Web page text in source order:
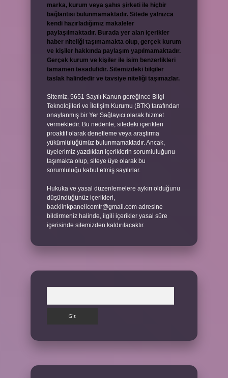
marka, kurum veya şahıs şirketi ile hiçbir
bağlantısı bulunmamaktadır. Sitede yalnızca
kendi hazırladığımız makaleler
paylaşılmaktadır. Burada yer alan içerikler
haber niteliği taşımamakta olup, gerçek kurum
ve kişiler hakkında paylaşım yapılmamaktadır.
Gerçek kurum ve kişiler ile isim benzerlikleri
tamamen tesadüfidir. Sitemizdeki bilgiler
taslak halindedir ve tavsiye niteliği taşımazlar.
Sitemiz, 5651 Sayılı Kanun gereğince Bilgi
Teknolojileri ve İletişim Kurumu (BTK) tarafından
onaylanmış bir Yer Sağlayıcı olarak hizmet
vermektedir. Bu nedenle, sitedeki içerikleri
proaktif olarak denetleme veya araştırma
yükümlülüğümüz bulunmamaktadır. Ancak,
üyelerimiz yazdıkları içeriklerin sorumluluğunu
taşımakta olup, siteye üye olarak bu
sorumluluğu kabul etmiş sayılırlar.
Hukuka ve yasal düzenlemelere aykırı olduğunu
düşündüğünüz içerikleri,
backlinkpanelicomtr@gmail.com adresine
bildirmeniz halinde, ilgili içerikler yasal süre
içerisinde sitemizden kaldırılacaktır.